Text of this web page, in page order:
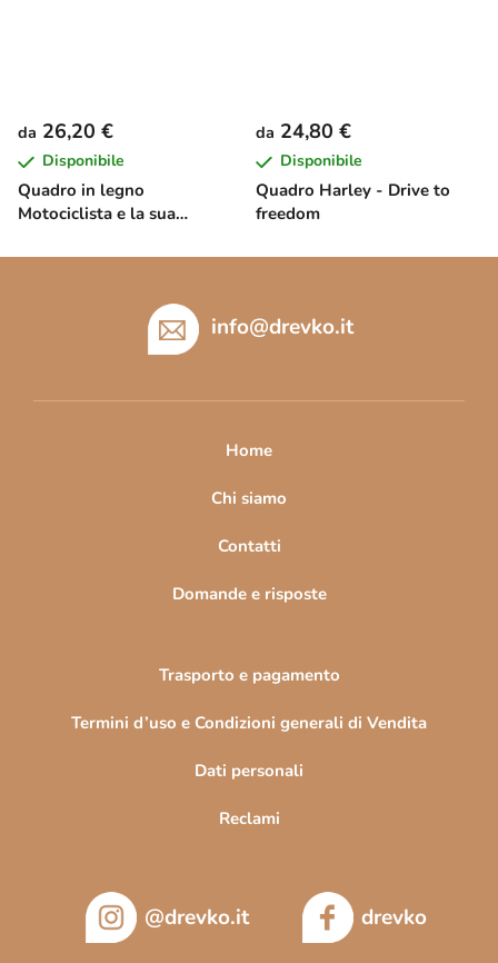
Quadro in legno
Motociclista e la sua
da 26,20 €
Disponibile
Quadro Harley - Drive to
freedom
da 24,80 €
Disponibile
info@drevko.it
Home
Chi siamo
Contatti
Domande e risposte
Trasporto e pagamento
Termini d’uso e Condizioni generali di Vendita
Dati personali
Reclami
@drevko.it drevko